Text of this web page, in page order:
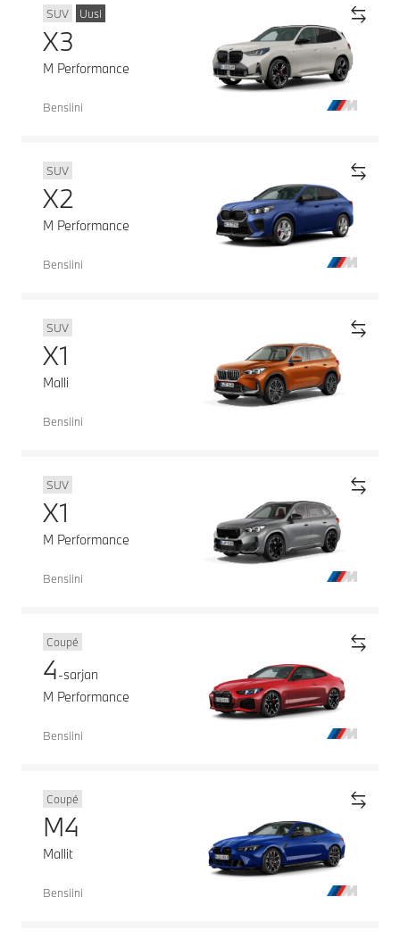
SUV Uusi
X3
M Performance
Bensiini
SUV
X2
M Performance
Bensiini
SUV
X1
Malli
Bensiini
SUV
X1
M Performance
Bensiini
Coupé
4-sarjan
M Performance
Bensiini
Coupé
M4
Mallit
Bensiini